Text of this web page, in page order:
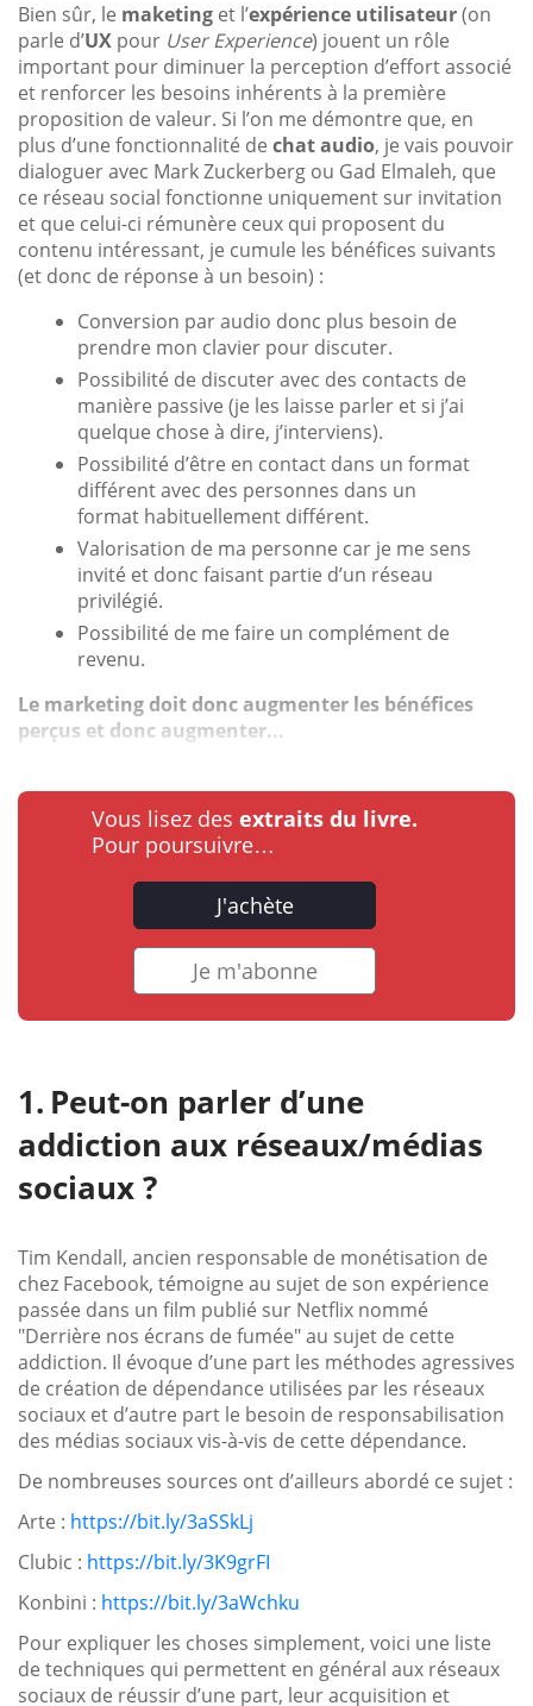
Bien sûr, le maketing et l’expérience utilisateur(on
parle d’UX pour User Experience) jouent un rôle
important pour diminuer la perception d’effort associé
et renforcer les besoins inhérents à la première
proposition de valeur. Si l’on me démontre que, en
plus d’une fonctionnalité de chat audio, je vais pouvoir
dialoguer avec Mark Zuckerberg ou Gad Elmaleh, que
ce réseau social fonctionne uniquement sur invitation
et que celui-ci rémunère ceux qui proposent du
contenu intéressant, je cumule les bénéfices suivants
(et donc de réponse à un besoin) :
Conversion par audio donc plus besoin de
prendre mon clavier pour discuter.
Possibilité de discuter avec des contacts de
manière passive (je les laisse parler et si j’ai
quelque chose à dire, j’interviens).
Possibilité d’être en contact dans un format
différent avec des personnes dans un
format habituellement différent.
Valorisation de ma personne car je me sens
invité et donc faisant partie d’un réseau
privilégié.
Possibilité de me faire un complément de
revenu.
Le marketing doit donc augmenter les bénéfices
perçus et donc augmenter...
Vous lisez des extraits du livre.
Pour poursuivre…
J'achète
Je m'abonne
Peut-on parler d’une
addiction aux réseaux/médias
sociaux ?
Tim Kendall, ancien responsable de monétisation de
chez Facebook, témoigne au sujet de son expérience
passée dans un film publié sur Netflix nommé
"Derrière nos écrans de fumée" au sujet de cette
addiction. Il évoque d’une part les méthodes agressives
de création de dépendance utilisées par les réseaux
sociaux et d’autre part le besoin de responsabilisation
des médias sociaux vis-à-vis de cette dépendance.
De nombreuses sources ont d’ailleurs abordé ce sujet :
Arte : https://bit.ly/3aSSkLj
Clubic : https://bit.ly/3K9grFI
Konbini : https://bit.ly/3aWchku
Pour expliquer les choses simplement, voici une liste
de techniques qui permettent en général aux réseaux
sociaux de réussir d’une part, leur acquisition et